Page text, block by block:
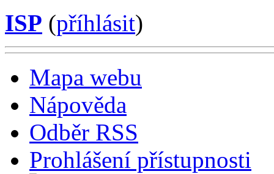
ISP (příhlásit)
Mapa webu
Nápověda
Odběr RSS
Prohlášení přístupnosti